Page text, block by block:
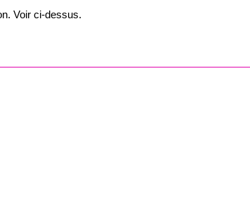
Voir ci-dessus.